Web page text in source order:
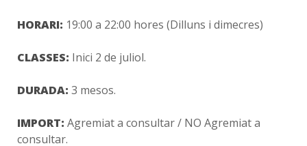
HORARI: 19:00 a 22:00 hores (Dilluns i dimecres)
CLASSES: Inici 2 de juliol.
DURADA: 3 mesos.
IMPORT: Agremiat a consultar / NO Agremiat a
consultar.